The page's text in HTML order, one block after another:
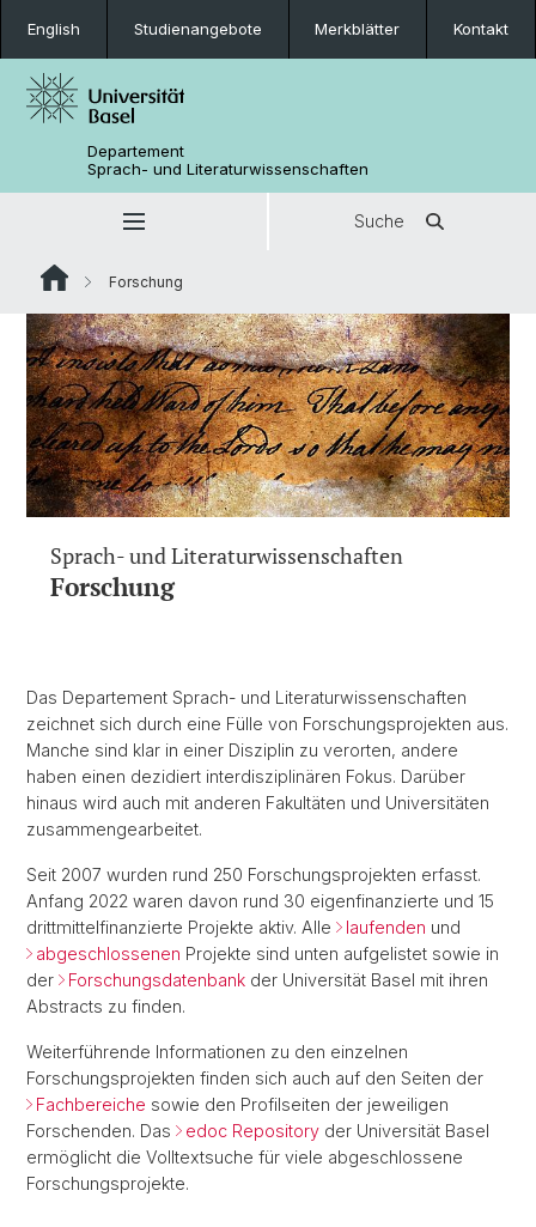
English Studienangebote Merkblätter Kontakt
Departement
Sprach- und Literaturwissenschaften
Suche
Forschung
Sprach- und Literaturwissenschaften
Forschung
Das Departement Sprach- und Literaturwissenschaften
zeichnet sich durch eine Fülle von Forschungsprojekten aus.
Manche sind klar in einer Disziplin zu verorten, andere
haben einen dezidiert interdisziplinären Fokus. Darüber
hinaus wird auch mit anderen Fakultäten und Universitäten
zusammengearbeitet.
Seit 2007 wurden rund 250 Forschungsprojekten erfasst.
Anfang 2022 waren davon rund 30 eigenfinanzierte und 15
drittmittelfinanzierte Projekte aktiv. Alle
laufenden und
abgeschlossenen Projekte sind unten aufgelistet sowie in
der
Forschungsdatenbank der Universität Basel mit ihren
Abstracts zu finden.
Weiterführende Informationen zu den einzelnen
Forschungsprojekten finden sich auch auf den Seiten der
Fachbereiche sowie den Profilseiten der jeweiligen
Forschenden. Das
edoc Repository der Universität Basel
ermöglicht die Volltextsuche für viele abgeschlossene
Forschungsprojekte.